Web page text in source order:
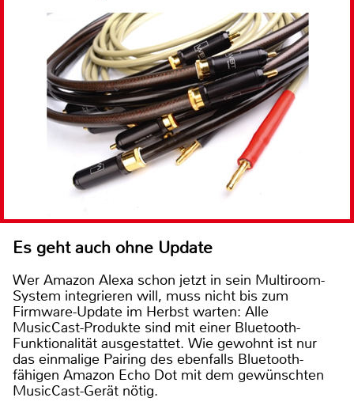
Es geht auch ohne Update
Wer Amazon Alexa schon jetzt in sein Multiroom-
System integrieren will, muss nicht bis zum
Firmware-Update im Herbst warten: Alle
MusicCast-Produkte sind mit einer Bluetooth-
Funktionalität ausgestattet. Wie gewohnt ist nur
das einmalige Pairing des ebenfalls Bluetooth-
fähigen Amazon Echo Dot mit dem gewünschten
MusicCast-Gerät nötig.